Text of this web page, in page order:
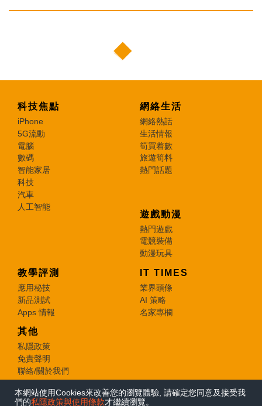
本網站使用Cookies來改善您的瀏覽體驗, 請確定您同意及接受我
們的私隱政策與使用條款才繼續瀏覽。
科技焦點
iPhone
5G流動
電腦
數碼
智能家居
科技
汽車
人工智能
網絡生活
網絡熱話
生活情報
筍買着數
旅遊筍料
熱門話題
遊戲動漫
熱門遊戲
電競裝備
動漫玩具
教學評測
應用秘技
新品測試
Apps 情報
IT TIMES
業界頭條
AI 策略
名家專欄
其他
私隱政策
免責聲明
聯絡/關於我們
© 2026 e-zone. All Rights Reserved.